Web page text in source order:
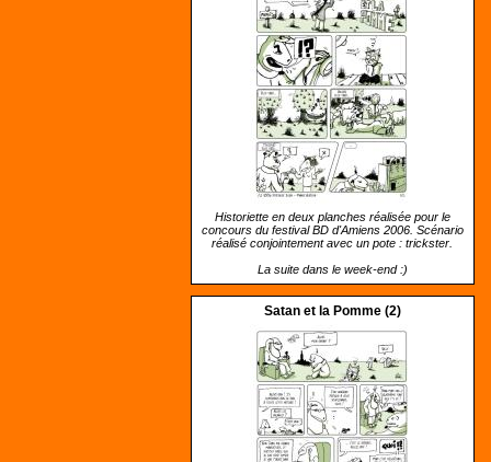
Historiette en deux planches réalisée pour le
concours du festival BD d'Amiens 2006. Scénario
réalisé conjointement avec un pote : trickster.
La suite dans le week-end :)
Satan et la Pomme (2)